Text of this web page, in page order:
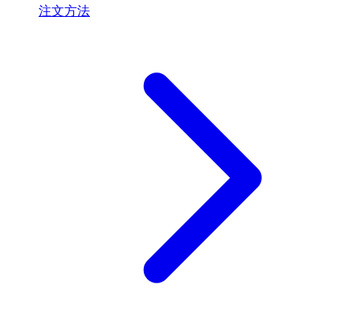
注文方法